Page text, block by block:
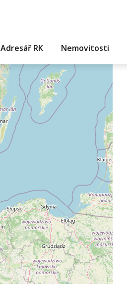
Adresář RK Nemovitosti